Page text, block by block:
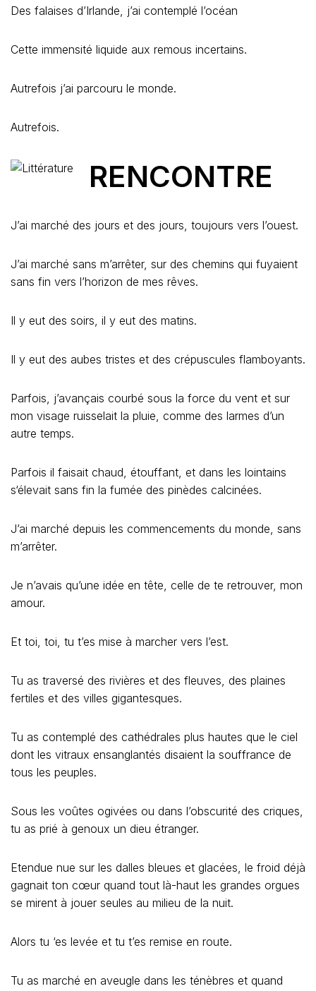
Des falaises d’Irlande, j’ai contemplé l’océan
Cette immensité liquide aux remous incertains.
Autrefois j’ai parcouru le monde.
Autrefois.
RENCONTRE
J’ai marché des jours et des jours, toujours vers l’ouest.
J’ai marché sans m’arrêter, sur des chemins qui fuyaient
sans fin vers l’horizon de mes rêves.
Il y eut des soirs, il y eut des matins.
Il y eut des aubes tristes et des crépuscules flamboyants.
Parfois, j’avançais courbé sous la force du vent et sur
mon visage ruisselait la pluie, comme des larmes d’un
autre temps.
Parfois il faisait chaud, étouffant, et dans les lointains
s‘élevait sans fin la fumée des pinèdes calcinées.
J’ai marché depuis les commencements du monde, sans
m’arrêter.
Je n’avais qu’une idée en tête, celle de te retrouver, mon
amour.
Et toi, toi, tu t’es mise à marcher vers l’est.
Tu as traversé des rivières et des fleuves, des plaines
fertiles et des villes gigantesques.
Tu as contemplé des cathédrales plus hautes que le ciel
dont les vitraux ensanglantés disaient la souffrance de
tous les peuples.
Sous les voûtes ogivées ou dans l’obscurité des criques,
tu as prié à genoux un dieu étranger.
Etendue nue sur les dalles bleues et glacées, le froid déjà
gagnait ton cœur quand tout là-haut les grandes orgues
se mirent à jouer seules au milieu de la nuit.
Alors tu ‘es levée et tu t’es remise en route.
Tu as marché en aveugle dans les ténèbres et quand